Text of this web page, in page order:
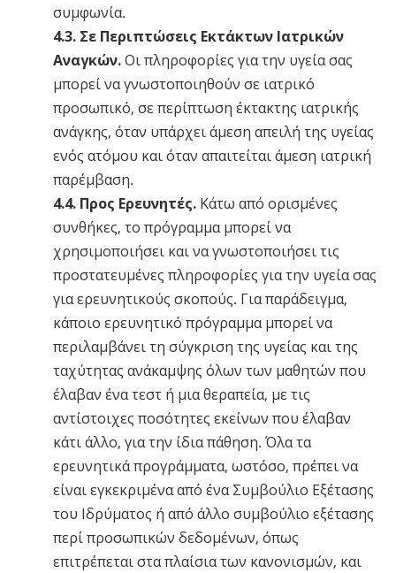
συμφωνία.
4.3. Σε Περιπτώσεις Εκτάκτων Ιατρικών
Αναγκών.Οι πληροφορίες για την υγεία σας
μπορεί να γνωστοποιηθούν σε ιατρικό
προσωπικό, σε περίπτωση έκτακτης ιατρικής
ανάγκης, όταν υπάρχει άμεση απειλή της υγείας
ενός ατόμου και όταν απαιτείται άμεση ιατρική
παρέμβαση.
4.4. Προς Ερευνητές. Κάτω από ορισμένες
συνθήκες, το πρόγραμμα μπορεί να
χρησιμοποιήσει και να γνωστοποιήσει τις
προστατευμένες πληροφορίες για την υγεία σας
για ερευνητικούς σκοπούς. Για παράδειγμα,
κάποιο ερευνητικό πρόγραμμα μπορεί να
περιλαμβάνει τη σύγκριση της υγείας και της
ταχύτητας ανάκαμψης όλων των μαθητών που
έλαβαν ένα τεστ ή μια θεραπεία, με τις
αντίστοιχες ποσότητες εκείνων που έλαβαν
κάτι άλλο, για την ίδια πάθηση. Όλα τα
ερευνητικά προγράμματα, ωστόσο, πρέπει να
είναι εγκεκριμένα από ένα Συμβούλιο Εξέτασης
του Ιδρύματος ή από άλλο συμβούλιο εξέτασης
περί προσωπικών δεδομένων, όπως
επιτρέπεται στα πλαίσια των κανονισμών, και